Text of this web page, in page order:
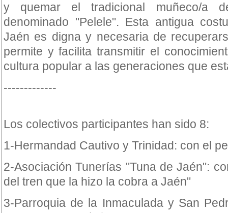
y quemar el tradicional muñeco/a
denominado "Pelele". Esta antigua
Jaén es digna y necesaria de
permite y facilita transmitir el
cultura popular a las generaciones que
-------------
Los colectivos participantes han sido 8:
1-Hermandad Cautivo y Trinidad: con el
2-Asociación Tunerías "Tuna de Jaén":
del tren que la hizo la cobra a Jaén"
3-Parroquia de la Inmaculada y San